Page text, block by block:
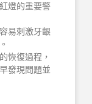
燈的重要警
易刺激牙齦
恢復過程，
發現問題並